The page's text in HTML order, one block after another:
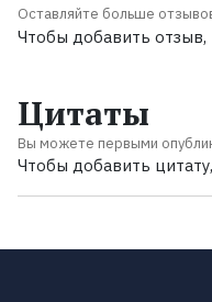
Оставляйте больше
Чтобы добавить
Цитаты
Вы можете первыми
Чтобы добавить